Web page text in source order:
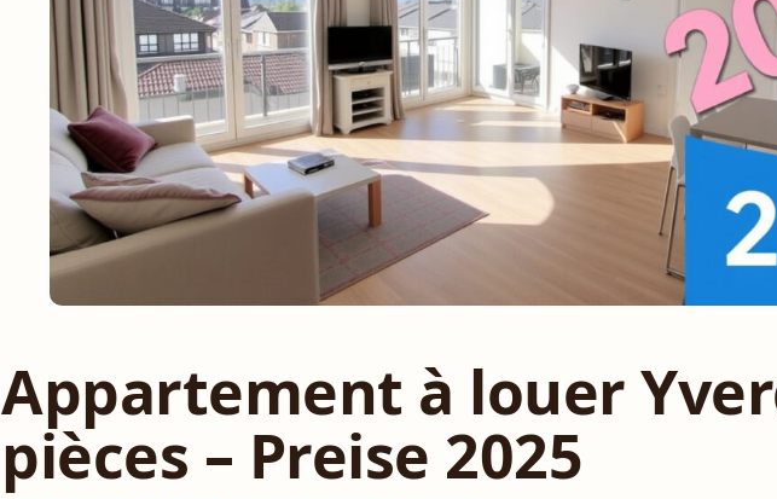
Appartement à louer
pièces – Preise 2025